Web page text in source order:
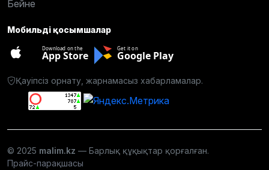
Бейне
Мобильді қосымшалар
Download on the
App Store
Get it on
Google Play
Қауіпсіз орнату, жарнамасыз хабарламалар.
© 2025 malim.kz — Барлық құқықтар қорғалған.
Прайс-парақшасы